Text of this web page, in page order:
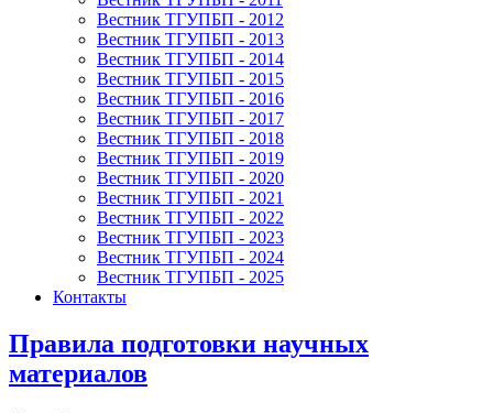
Вестник ТГУПБП - 2012
Вестник ТГУПБП - 2013
Вестник ТГУПБП - 2014
Вестник ТГУПБП - 2015
Вестник ТГУПБП - 2016
Вестник ТГУПБП - 2017
Вестник ТГУПБП - 2018
Вестник ТГУПБП - 2019
Вестник ТГУПБП - 2020
Вестник ТГУПБП - 2021
Вестник ТГУПБП - 2022
Вестник ТГУПБП - 2023
Вестник ТГУПБП - 2024
Вестник ТГУПБП - 2025
Контакты
Правила подготовки научных
материалов